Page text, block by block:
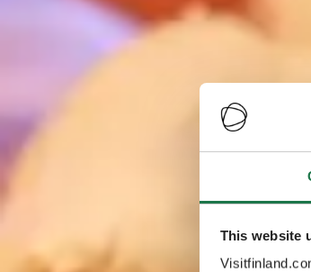
This website